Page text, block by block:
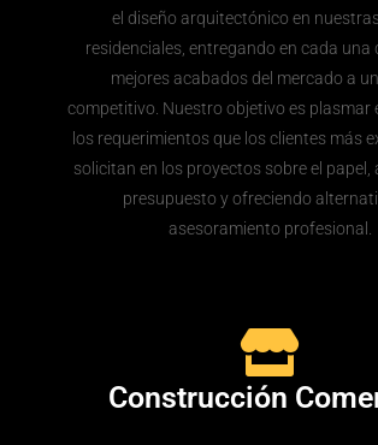
el diseño arquitectónico en
residenciales, entregando en cada una
mejores acabados del mercado a
competitivo. Nuestro objetivo es plasmar
los requerimientos que los clientes más
solicitan en los proyectos sobre el papel,
presupuesto y ofreciendo
asesoramiento profesional.
Construcción